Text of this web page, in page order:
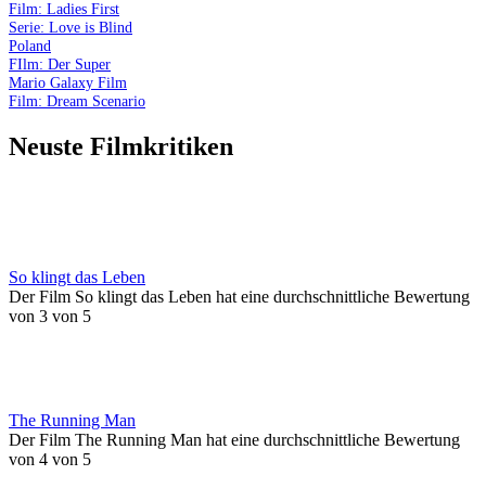
Film: Ladies First
Serie: Love is Blind
Poland
FIlm: Der Super
Mario Galaxy Film
Film: Dream Scenario
Neuste Filmkritiken
So klingt das Leben
Der Film So klingt das Leben hat eine durchschnittliche Bewertung
von 3 von 5
The Running Man
Der Film The Running Man hat eine durchschnittliche Bewertung
von 4 von 5